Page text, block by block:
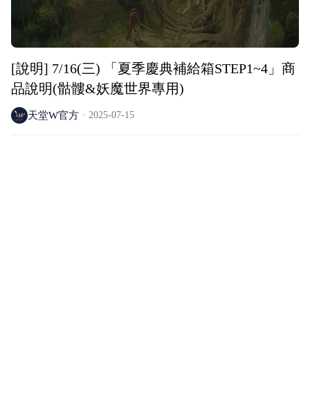
[說明] 7/16(三) 「夏季慶典補給箱STEP1~4」商
品說明(骷髏&妖魔世界專用)
天堂W官方 2025-07-15